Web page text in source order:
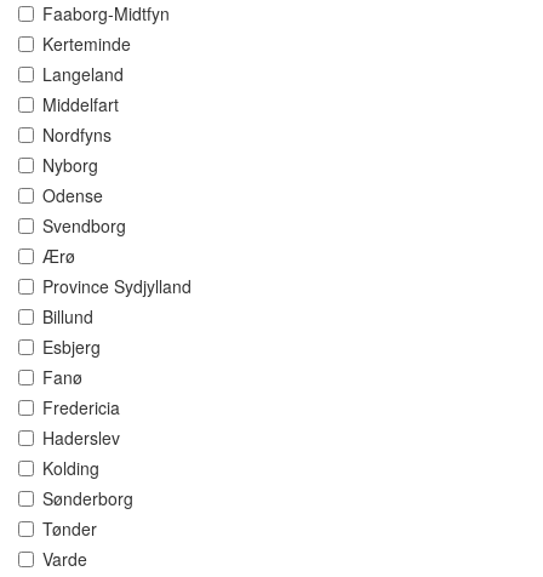
Faaborg-Midtfyn
Kerteminde
Langeland
Middelfart
Nordfyns
Nyborg
Odense
Svendborg
Ærø
Province Sydjylland
Billund
Esbjerg
Fanø
Fredericia
Haderslev
Kolding
Sønderborg
Tønder
Varde